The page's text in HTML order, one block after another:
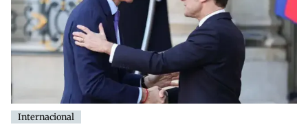
Internacional